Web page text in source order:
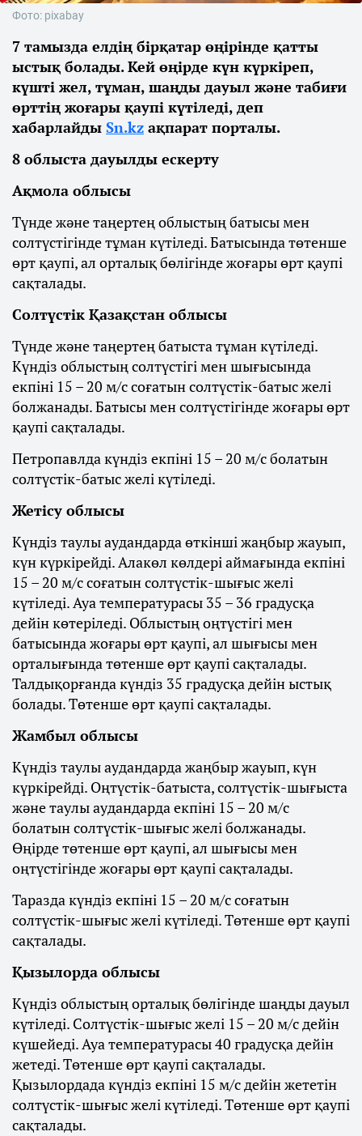
Фото: pixabay
7 тамызда елдің бірқатар өңірінде қатты
ыстық болады. Кей өңірде күн күркіреп,
күшті жел, тұман, шаңды дауыл және табиғи
өрттің жоғары қаупі күтіледі, деп
хабарлайды Sn.kz ақпарат порталы.
8 облыста дауылды ескерту
Ақмола облысы
Түнде және таңертең облыстың батысы мен
солтүстігінде тұман күтіледі. Батысында төтенше
өрт қаупі, ал орталық бөлігінде жоғары өрт қаупі
сақталады.
Солтүстік Қазақстан облысы
Түнде және таңертең батыста тұман күтіледі.
Күндіз облыстың солтүстігі мен шығысында
екпіні 15 – 20 м/с соғатын солтүстік-батыс желі
болжанады. Батысы мен солтүстігінде жоғары өрт
қаупі сақталады.
Петропавлда күндіз екпіні 15 – 20 м/с болатын
солтүстік-батыс желі күтіледі.
Жетісу облысы
Күндіз таулы аудандарда өткінші жаңбыр жауып,
күн күркірейді. Алакөл көлдері аймағында екпіні
15 – 20 м/с соғатын солтүстік-шығыс желі
күтіледі. Ауа температурасы 35 – 36 градусқа
дейін көтеріледі. Облыстың оңтүстігі мен
батысында жоғары өрт қаупі, ал шығысы мен
орталығында төтенше өрт қаупі сақталады.
Талдықорғанда күндіз 35 градусқа дейін ыстық
болады. Төтенше өрт қаупі сақталады.
Жамбыл облысы
Күндіз таулы аудандарда жаңбыр жауып, күн
күркірейді. Оңтүстік-батыста, солтүстік-шығыста
және таулы аудандарда екпіні 15 – 20 м/с
болатын солтүстік-шығыс желі болжанады.
Өңірде төтенше өрт қаупі, ал шығысы мен
оңтүстігінде жоғары өрт қаупі сақталады.
Таразда күндіз екпіні 15 – 20 м/с соғатын
солтүстік-шығыс желі күтіледі. Төтенше өрт қаупі
сақталады.
Қызылорда облысы
Күндіз облыстың орталық бөлігінде шаңды дауыл
күтіледі. Солтүстік-шығыс желі 15 – 20 м/с дейін
күшейеді. Ауа температурасы 40 градусқа дейін
жетеді. Төтенше өрт қаупі сақталады.
Қызылордада күндіз екпіні 15 м/с дейін жететін
солтүстік-шығыс желі күтіледі. Төтенше өрт қаупі
сақталады.